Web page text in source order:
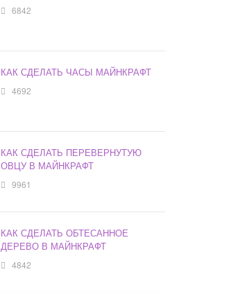
6842
КАК СДЕЛАТЬ ЧАСЫ МАЙНКРАФТ
4692
КАК СДЕЛАТЬ ПЕРЕВЕРНУТУЮ
ОВЦУ В МАЙНКРАФТ
9961
КАК СДЕЛАТЬ ОБТЕСАННОЕ
ДЕРЕВО В МАЙНКРАФТ
4842